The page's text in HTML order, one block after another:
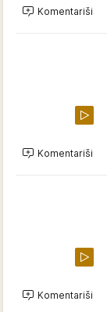
Komentariši
Komentariši
Komentariši